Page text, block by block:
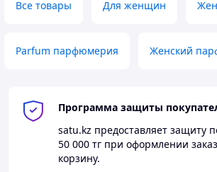
Все товары Для женщин
Parfum парфюмерия Женский
Программа защиты
satu.kz предоставляет защиту
50 000 тг при оформлении
корзину.